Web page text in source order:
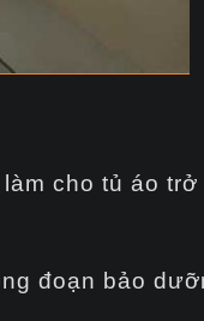
cho tủ áo
đoạn bảo